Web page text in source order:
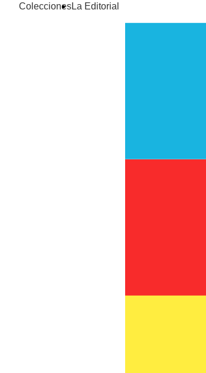
ColeccionesLa Editorial